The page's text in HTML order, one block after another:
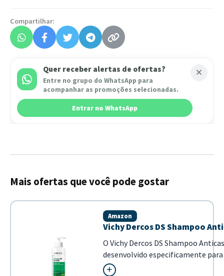
Compartilhar:
Quer receber alertas de ofertas?
Entre no grupo do WhatsApp para
acompanhar as promoções selecionadas.
Entrar no WhatsApp
Mais ofertas que você pode gostar
Vichy Dercos DS Shampoo
Amazon
O Vichy Dercos DS Shampoo
desenvolvido especificamente
fórmula com Selênio DS e ácido